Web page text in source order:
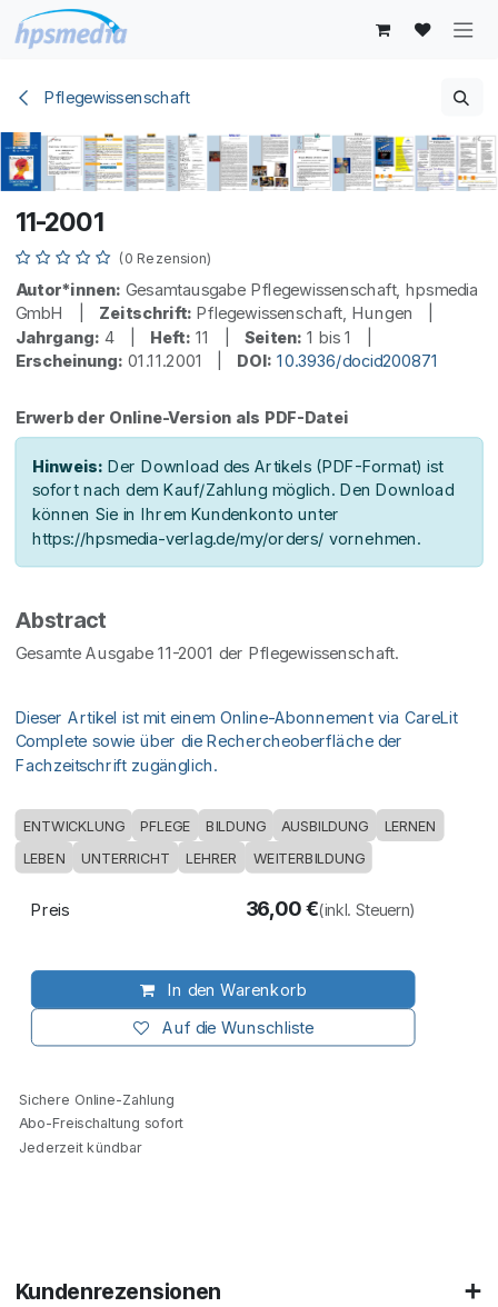
Zum Inhalt springen
Pflegewissenschaft
11-2001
(0 Rezension)
Autor*innen: Gesamtausgabe Pflegewissenschaft, hpsmedia
GmbH | Zeitschrift: Pflegewissenschaft, Hungen |
Jahrgang: 4 | Heft: 11 | Seiten: 1 bis 1 |
Erscheinung: 01.11.2001 | DOI: 10.3936/docid200871
Erwerb der Online-Version als PDF-Datei
Hinweis: Der Download des Artikels (PDF-Format) ist
sofort nach dem Kauf/Zahlung möglich. Den Download
können Sie in Ihrem Kundenkonto unter
https://hpsmedia-verlag.de/my/orders/ vornehmen.
Abstract
Gesamte Ausgabe 11-2001 der Pflegewissenschaft.
Dieser Artikel ist mit einem Online-Abonnement via CareLit
Complete sowie über die Rechercheoberfläche der
Fachzeitschrift zugänglich.
ENTWICKLUNG PFLEGE BILDUNG AUSBILDUNG LERNEN
LEBEN UNTERRICHT LEHRER WEITERBILDUNG
In den Warenkorb
Auf die Wunschliste
Preis 36,00€(inkl. Steuern)
Sichere Online-Zahlung
Abo-Freischaltung sofort
Jederzeit kündbar
Kundenrezensionen